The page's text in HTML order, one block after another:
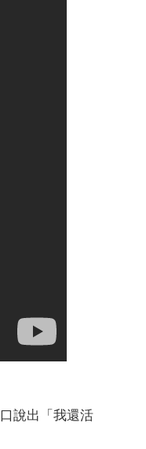
說出「我還活